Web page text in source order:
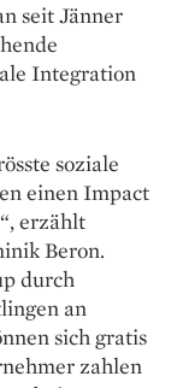
seit Jänner
Integration
soziale
einen Impact
erzählt
Beron.
durch
an
sich gratis
zahlen